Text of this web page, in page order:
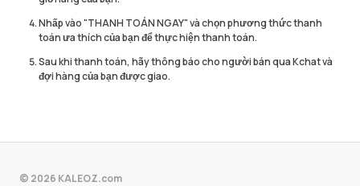
Nhấp vào "THANH TOÁN NGAY" và chọn phương thức thanh
toán ưa thích của bạn để thực hiện thanh toán.
Sau khi thanh toán, hãy thông báo cho người bán qua Kchat và
đợi hàng của bạn được giao.
© 2026 KALEOZ.com